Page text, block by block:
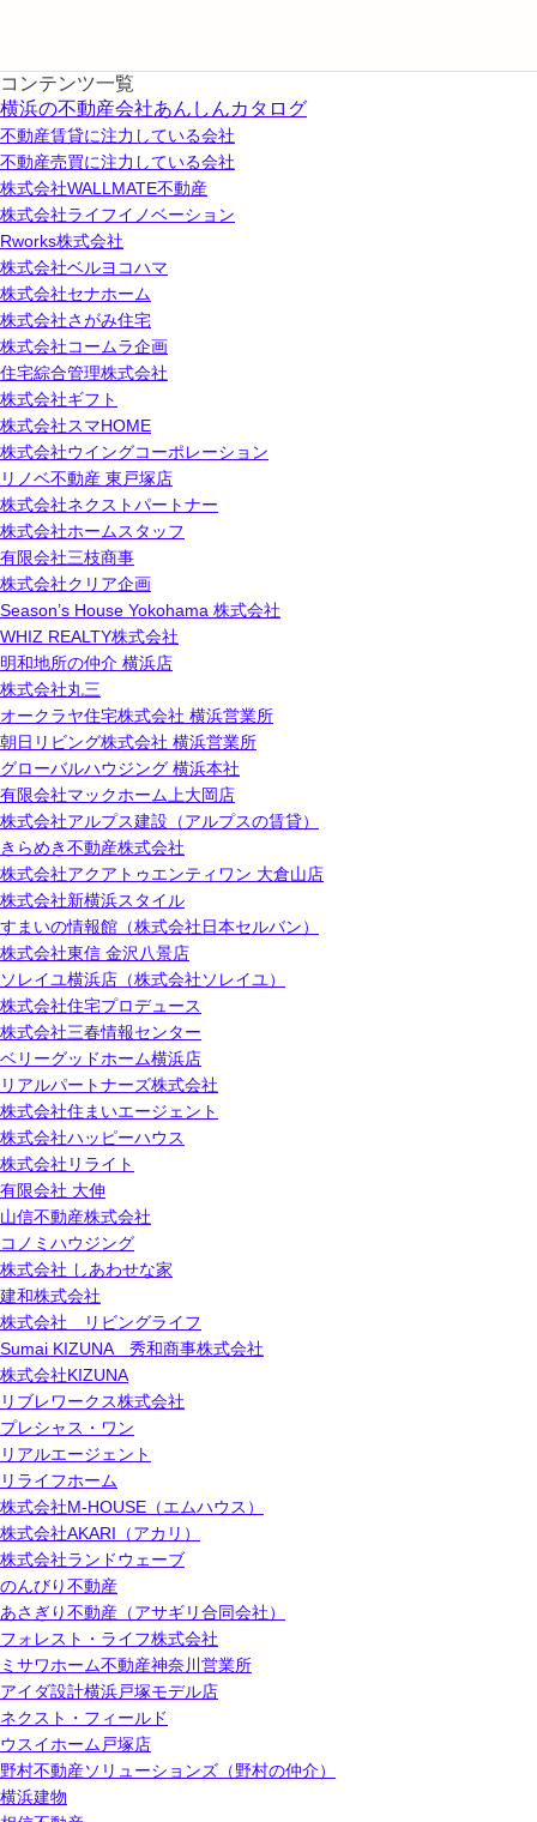
コンテンツ一覧
横浜の不動産会社あんしんカタログ
不動産賃貸に注力している会社
不動産売買に注力している会社
株式会社WALLMATE不動産
株式会社ライフイノベーション
Rworks株式会社
株式会社ベルヨコハマ
株式会社セナホーム
株式会社さがみ住宅
株式会社コームラ企画
住宅綜合管理株式会社
株式会社ギフト
株式会社スマHOME
株式会社ウイングコーポレーション
リノベ不動産 東戸塚店
株式会社ネクストパートナー
株式会社ホームスタッフ
有限会社三枝商事
株式会社クリア企画
Season’s House Yokohama 株式会社
WHIZ REALTY株式会社
明和地所の仲介 横浜店
株式会社丸三
オークラヤ住宅株式会社 横浜営業所
朝日リビング株式会社 横浜営業所
グローバルハウジング 横浜本社
有限会社マックホーム上大岡店
株式会社アルプス建設（アルプスの賃貸）
きらめき不動産株式会社
株式会社アクアトゥエンティワン 大倉山店
株式会社新横浜スタイル
すまいの情報館（株式会社日本セルバン）
株式会社東信 金沢八景店
ソレイユ横浜店（株式会社ソレイユ）
株式会社住宅プロデュース
株式会社三春情報センター
ベリーグッドホーム横浜店
リアルパートナーズ株式会社
株式会社住まいエージェント
株式会社ハッピーハウス
株式会社リライト
有限会社 大伸
山信不動産株式会社
コノミハウジング
株式会社 しあわせな家
建和株式会社
株式会社 リビングライフ
Sumai KIZUNA 秀和商事株式会社
株式会社KIZUNA
リブレワークス株式会社
プレシャス・ワン
リアルエージェント
リライフホーム
株式会社M-HOUSE（エムハウス）
株式会社AKARI（アカリ）
株式会社ランドウェーブ
のんびり不動産
あさぎり不動産（アサギリ合同会社）
フォレスト・ライフ株式会社
ミサワホーム不動産神奈川営業所
アイダ設計横浜戸塚モデル店
ネクスト・フィールド
ウスイホーム戸塚店
野村不動産ソリューションズ（野村の仲介）
横浜建物